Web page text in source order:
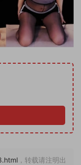
，转载请注明出